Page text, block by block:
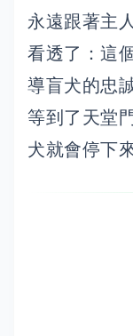
永遠跟著主
看透了：這
導盲犬的忠
等到了天堂
犬就會停下